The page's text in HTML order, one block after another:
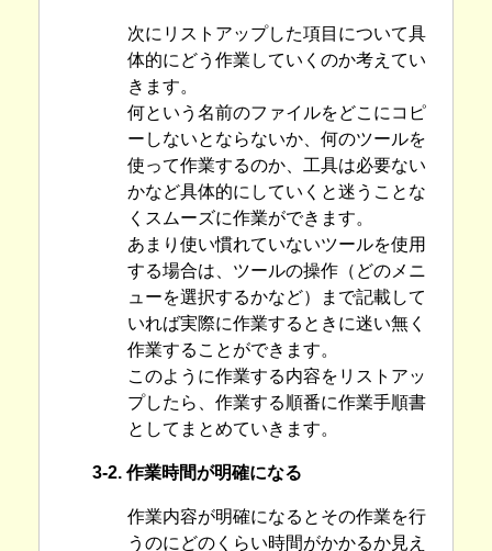
次にリストアップした項目について具
体的にどう作業していくのか考えてい
きます。
何という名前のファイルをどこにコピ
ーしないとならないか、何のツールを
使って作業するのか、工具は必要ない
かなど具体的にしていくと迷うことな
くスムーズに作業ができます。
あまり使い慣れていないツールを使用
する場合は、ツールの操作（どのメニ
ューを選択するかなど）まで記載して
いれば実際に作業するときに迷い無く
作業することができます。
このように作業する内容をリストアッ
プしたら、作業する順番に作業手順書
としてまとめていきます。
3-2. 作業時間が明確になる
作業内容が明確になるとその作業を行
うのにどのくらい時間がかかるか見え